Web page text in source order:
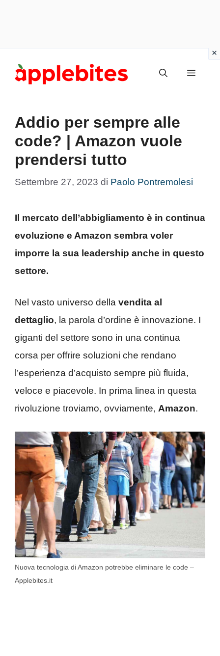
Menu
Addio per sempre alle
code? | Amazon vuole
prendersi tutto
Settembre 27, 2023 di Paolo Pontremolesi
Il mercato dell’abbigliamento è in continua
evoluzione e Amazon sembra voler
imporre la sua leadership anche in questo
settore.
Nel vasto universo della vendita al
dettaglio, la parola d’ordine è innovazione. I
giganti del settore sono in una continua
corsa per offrire soluzioni che rendano
l’esperienza d’acquisto sempre più fluida,
veloce e piacevole. In prima linea in questa
rivoluzione troviamo, ovviamente, Amazon.
Nuova tecnologia di Amazon potrebbe eliminare le code –
Applebites.it